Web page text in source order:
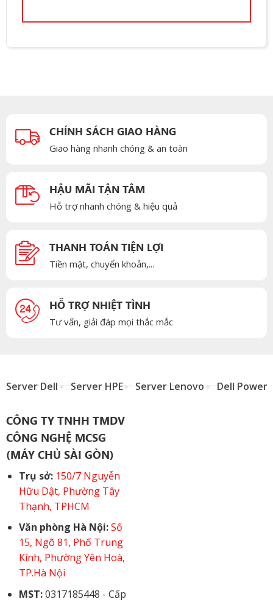
CHÍNH SÁCH GIAO HÀNG
Giao hàng nhanh chóng & an toàn
HẬU MÃI TẬN TÂM
Hỗ trợ nhanh chóng & hiệu quả
THANH TOÁN TIỆN LỢI
Tiền mặt, chuyển khoản,...
HỖ TRỢ NHIỆT TÌNH
Tư vấn, giải đáp mọi thắc mắc
Server Dell Server HPE Server Lenovo Dell
CÔNG TY TNHH TMDV
CÔNG NGHỆ MCSG
(MÁY CHỦ SÀI GÒN)
Trụ sở: 150/7 Nguyễn
Hữu Dật, Phường Tây
Thạnh, TPHCM
Văn phòng Hà Nội: Số
15, Ngõ 81, Phố Trung
Kính, Phường Yên Hoà,
TP.Hà Nội
MST:0317185448 - Cấp